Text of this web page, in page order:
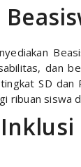
dan
SD
ribuan siswa